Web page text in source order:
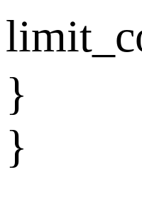
}
}